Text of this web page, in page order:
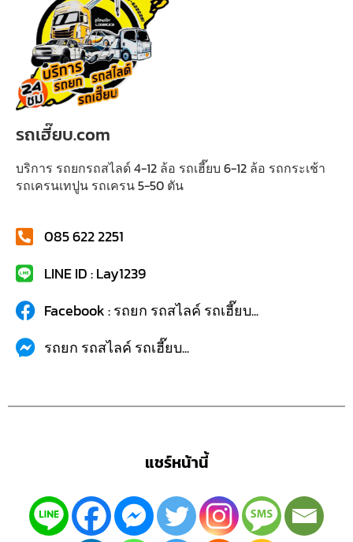
รถเฮี๊ยบ.com
บริการ รถยกรถสไลด์ 4-12 ล้อ รถเฮี๊ยบ 6-12 ล้อ รถกระเช้า
รถเครนเทปูน รถเครน 5-50 ตัน
085 622 2251
LINE ID : Lay1239
Facebook : รถยก รถสไลค์ รถเฮี๊ยบ...
รถยก รถสไลค์ รถเฮี๊ยบ...
แชร์หน้านี้